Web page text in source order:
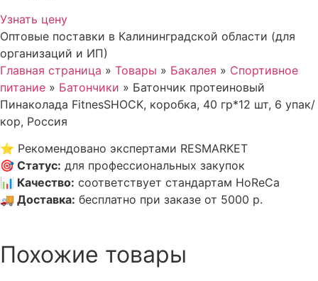
Узнать цену
Оптовые поставки в Калининградской области (для
организаций и ИП)
Главная страница » Товары » Бакалея » Спортивное
питание » Батончики » Батончик протеиновый
Пинаколада FitnesSHOCK, коробка, 40 гр*12 шт, 6 упак/
кор, Россия
⭐ Рекомендовано экспертами RESMARKET
🎯 Статус: для профессиональных закупок
📊 Качество: соответствует стандартам HoReCa
🚚 Доставка: бесплатно при заказе от 5000 р.
Похожие товары